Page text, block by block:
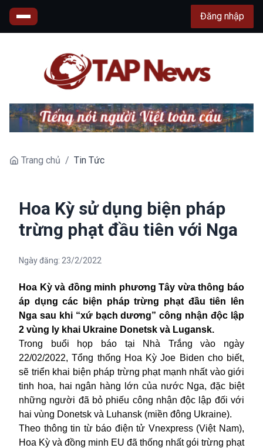
Đăng nhập
Trang chủ / Tin Tức
Hoa Kỳ sử dụng biện pháp
trừng phạt đầu tiên với Nga
Ngày đăng: 23/2/2022
Hoa Kỳ và đồng minh phương Tây vừa thông báo
áp dụng các biện pháp trừng phạt đầu tiên lên
Nga sau khi “xứ bạch dương” công nhận độc lập
2 vùng ly khai Ukraine Donetsk và Lugansk.
Trong buổi họp báo tại Nhà Trắng vào ngày
22/02/2022, Tổng thống Hoa Kỳ Joe Biden cho biết,
sẽ triển khai biện pháp trừng phạt mạnh nhất vào giới
tinh hoa, hai ngân hàng lớn của nước Nga, đặc biệt
những người đã bỏ phiếu công nhận độc lập đối với
hai vùng Donetsk và Luhansk (miền đông Ukraine).
Theo thông tin từ báo điện tử Vnexpress (Việt Nam),
Hoa Kỳ và đồng minh EU đã thống nhất gói trừng phạt